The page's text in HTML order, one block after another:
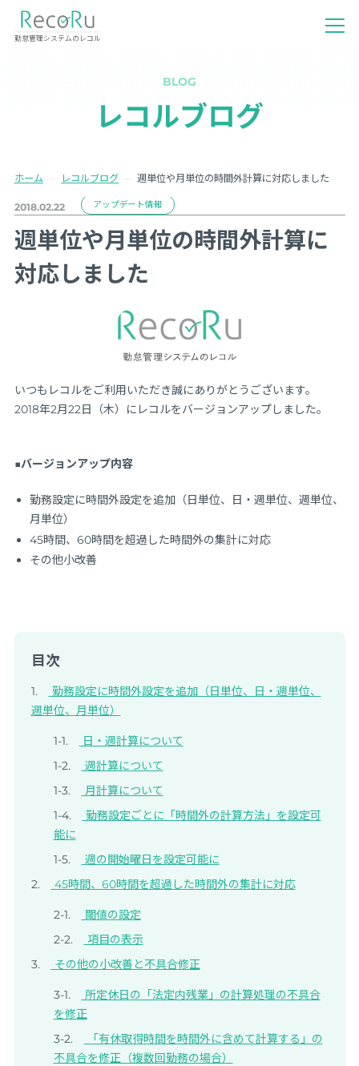
勤怠管理システムのレコル
BLOG
レコルブログ
ホーム レコルブログ 週単位や月単位の時間外計算に対応しました
2018.02.22 アップデート情報
週単位や月単位の時間外計算に
対応しました
いつもレコルをご利用いただき誠にありがとうございます。
2018年2月22日（木）にレコルをバージョンアップしました。
■バージョンアップ内容
勤務設定に時間外設定を追加（日単位、日・週単位、週単位、
月単位）
45時間、60時間を超過した時間外の集計に対応
その他小改善
目次
勤務設定に時間外設定を追加（日単位、日・週単位、
週単位、月単位）
日・週計算について
週計算について
月計算について
勤務設定ごとに「時間外の計算方法」を設定可
能に
週の開始曜日を設定可能に
45時間、60時間を超過した時間外の集計に対応
閾値の設定
項目の表示
その他の小改善と不具合修正
所定休日の「法定内残業」の計算処理の不具合
を修正
「有休取得時間を時間外に含めて計算する」の
不具合を修正（複数回勤務の場合）